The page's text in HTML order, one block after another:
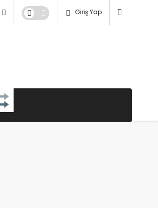
Giriş Yap